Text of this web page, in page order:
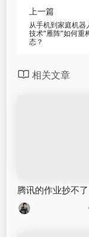
上一篇
从手机到家庭机器
技术“雁阵”如何重
态？
相关文章
腾讯的作业抄不了